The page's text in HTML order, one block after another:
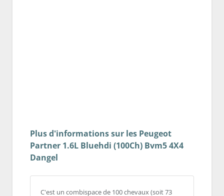
Plus d'informations sur les Peugeot
Partner 1.6L Bluehdi (100Ch) Bvm5 4X4
Dangel
C'est un combispace de 100 chevaux (soit 73